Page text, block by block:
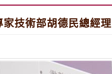
家技術部胡德民總經理